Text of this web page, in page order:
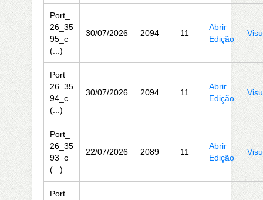
Port_
26_35
95_c
(...)
30/07/2026 2094 11
Abrir
Edição
Port_
26_35
94_c
(...)
30/07/2026 2094 11
Abrir
Edição
Port_
26_35
93_c
(...)
22/07/2026 2089 11
Abrir
Edição
Port_